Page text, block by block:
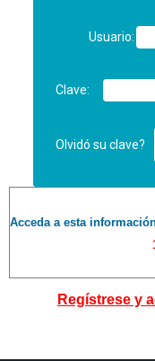
Usuario:
Clave:
Olvidó su clave?
Acceda a esta
Regístrese y